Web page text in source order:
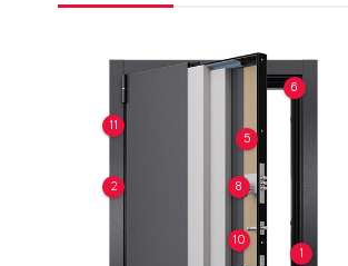
1
2
5
6
8
10
11